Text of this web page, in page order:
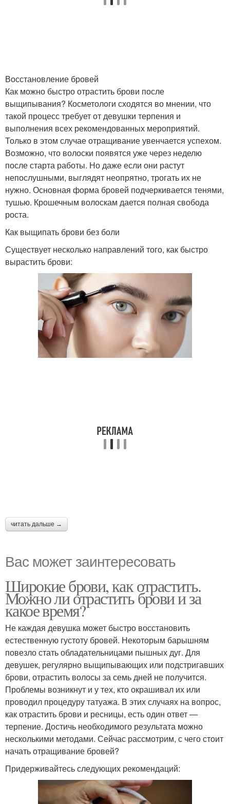
Восстановление бровей
Как можно быстро отрастить брови после
выщипывания? Косметологи сходятся во мнении, что
такой процесс требует от девушки терпения и
выполнения всех рекомендованных мероприятий.
Только в этом случае отращивание увенчается успехом.
Возможно, что волоски появятся уже через неделю
после старта работы. Но даже если они растут
непослушными, выглядят неопрятно, трогать их не
нужно. Основная форма бровей подчеркивается тенями,
тушью. Крошечным волоскам дается полная свобода
роста.
Как выщипать брови без боли
Существует несколько направлений того, как быстро
вырастить брови:
читать дальше →
Вас может заинтересовать
Широкие брови, как отрастить.
Можно ли отрастить брови и за
какое время?
Не каждая девушка может быстро восстановить
естественную густоту бровей. Некоторым барышням
повезло стать обладательницами пышных дуг. Для
девушек, регулярно выщипывающих или подстригавших
брови, отрастить волосы за семь дней не получится.
Проблемы возникнут и у тех, кто окрашивал их или
проводил процедуру татуажа. В этих случаях на вопрос,
как отрастить брови и ресницы, есть один ответ —
терпение. Достичь необходимого результата можно
несколькими методами. Сейчас рассмотрим, с чего стоит
начать отращивание бровей?
Придерживайтесь следующих рекомендаций: